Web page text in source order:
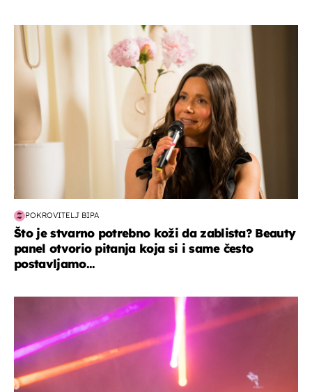
moda & ljepota
POKROVITELJ BIPA
Što je stvarno potrebno koži da zablista? Beauty
panel otvorio pitanja koja si i same često
postavljamo...